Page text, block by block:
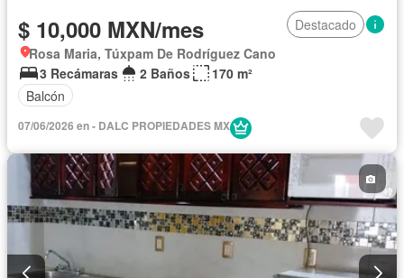
$ 10,000 MXN/mes
Destacado
Rosa Maria, Túxpam De Rodríguez Cano
3 Recámaras
2 Baños
170 m²
Balcón
07/06/2026 en - DALC PROPIEDADES MX